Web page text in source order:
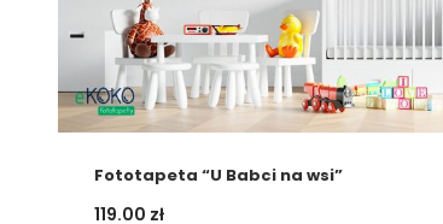
Fototapeta “U Babci na wsi”
119.00 zł